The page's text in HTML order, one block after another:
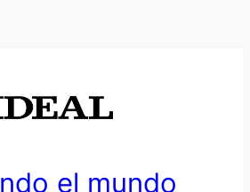
el mundo